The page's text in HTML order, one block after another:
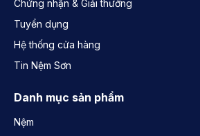
Chứng nhận & Giải thưởng
Tuyển dụng
Hệ thống cửa hàng
Tin Nệm Sơn
Danh mục sản phẩm
Nệm